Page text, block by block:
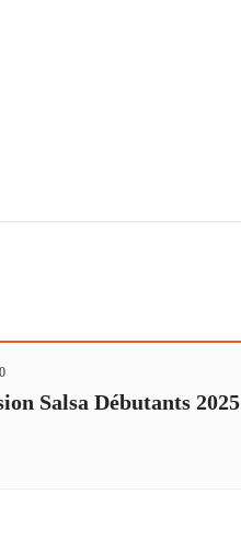
0
Salsa Débutants 2025